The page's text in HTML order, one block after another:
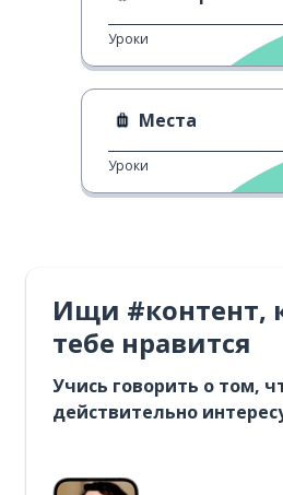
Уроки
Места
Уроки
Ищи #контент,
тебе нравится
Учись говорить о том,
действительно